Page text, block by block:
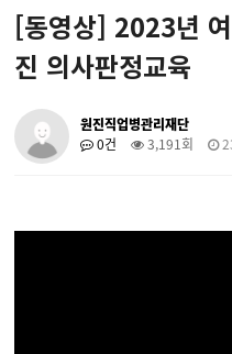
[동영상] 2023년
진 의사판정교육
원진직업병관리재단
0건
3,191회